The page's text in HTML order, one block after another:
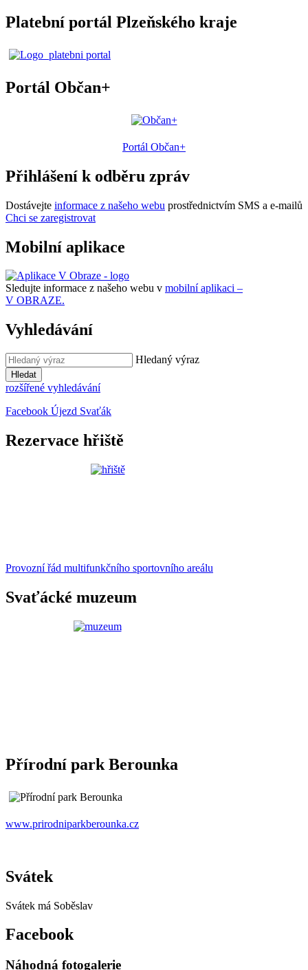
Platební portál Plzeňského kraje
Portál Občan+
Portál Občan+
Přihlášení k odběru zpráv
Dostávejte informace z našeho webu prostřednictvím SMS a e-mailů
Chci se zaregistrovat
Mobilní aplikace
Sledujte informace z našeho webu v mobilní aplikaci –
V OBRAZE.
Vyhledávání
Hledaný výraz
Hledat
rozšířené vyhledávání
Facebook Újezd Svaťák
Rezervace hřiště
Provozní řád multifunkčního sportovního areálu
Svaťácké muzeum
Přírodní park Berounka
www.prirodniparkberounka.cz
Svátek
Svátek má Soběslav
Facebook
Náhodná fotogalerie